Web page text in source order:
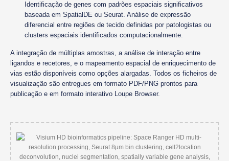
Identificação de genes com padrões espaciais significativos
baseada em SpatialDE ou Seurat. Análise de expressão
diferencial entre regiões de tecido definidas por patologistas ou
clusters espaciais identificados computacionalmente.
A integração de múltiplas amostras, a análise de interação entre
ligandos e recetores, e o mapeamento espacial de enriquecimento de
vias estão disponíveis como opções alargadas. Todos os ficheiros de
visualização são entregues em formato PDF/PNG prontos para
publicação e em formato interativo Loupe Browser.